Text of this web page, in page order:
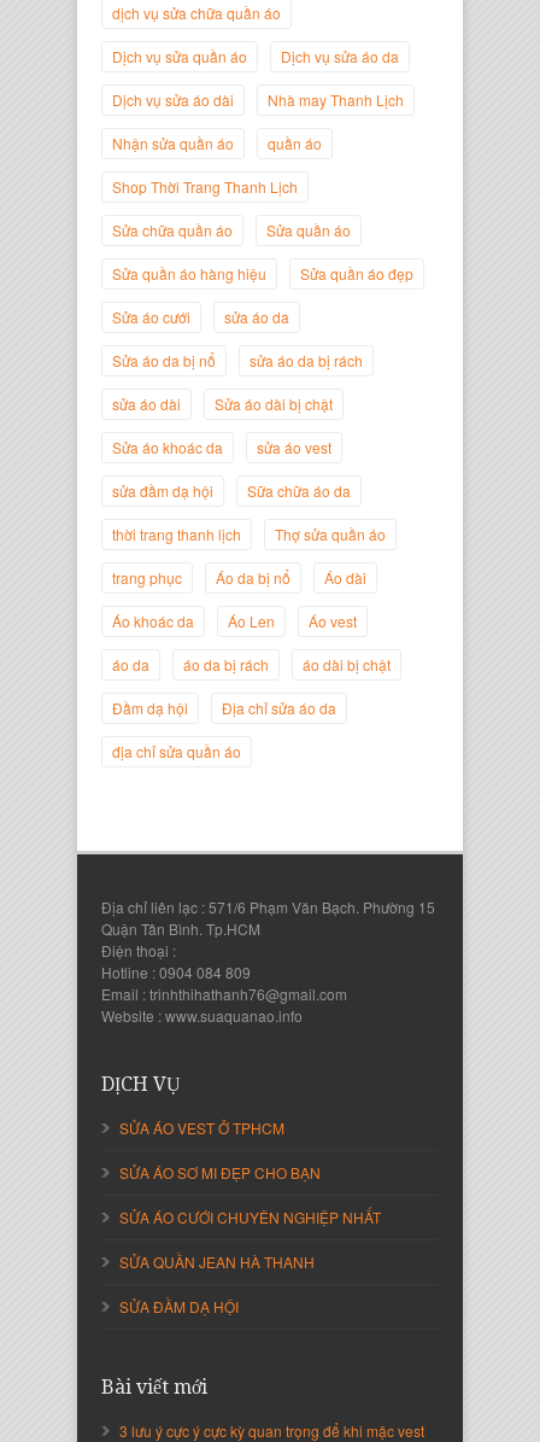
Giám Đốc Công ty Cây Xanh Gia
Nguyễn Đắc Định
Nguyễn Thanh Sang
Nguyễn Thị Cẩm Loan
Giám Đốc Công ty An Vạn Thành
dịch vụ sửa chữa quần áo
Dịch vụ sửa quần áo Dịch vụ sửa áo da
Dịch vụ sửa áo dài Nhà may Thanh Lịch
Nhận sửa quần áo quần áo
Shop Thời Trang Thanh Lịch
Sửa chữa quần áo Sửa quần áo
Sửa quần áo hàng hiệu Sửa quần áo đẹp
Sửa áo cưới sửa áo da
Sửa áo da bị nổ sửa áo da bị rách
sửa áo dài Sửa áo dài bị chật
Sửa áo khoác da sửa áo vest
sửa đầm dạ hội Sữa chữa áo da
thời trang thanh lịch Thợ sửa quần áo
trang phục Áo da bị nổ Áo dài
Áo khoác da Áo Len Áo vest
áo da áo da bị rách áo dài bị chật
Đầm dạ hội Địa chỉ sửa áo da
địa chỉ sửa quần áo
Địa chỉ liên lạc : 571/6 Phạm Văn Bạch. Phường 15
Quận Tân Bình. Tp.HCM
Điện thoại :
Hotline : 0904 084 809
Email : trinhthihathanh76@gmail.com
Website : www.suaquanao.info
DỊCH VỤ
SỬA ÁO VEST Ở TPHCM
SỬA ÁO SƠ MI ĐẸP CHO BẠN
SỬA ÁO CƯỚI CHUYÊN NGHIỆP NHẤT
SỬA QUẦN JEAN HÀ THANH
SỬA ĐẦM DẠ HỘI
Bài viết mới
3 lưu ý cực ý cực kỳ quan trọng để khi mặc vest